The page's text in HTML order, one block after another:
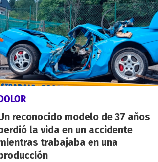
reconocido modelo de 37 años
la vida en un accidente
trabajaba en una